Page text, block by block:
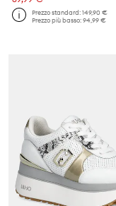
Prezzo standard:149,90 €
Prezzo più basso:94,99 €